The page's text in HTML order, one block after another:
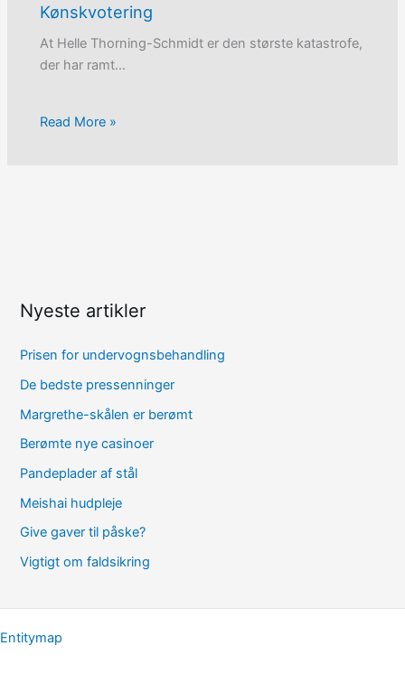
Kønskvotering
At Helle Thorning-Schmidt er den største katastrofe,
der har ramt…
Read More »
Nyeste artikler
Prisen for undervognsbehandling
De bedste pressenninger
Margrethe-skålen er berømt
Berømte nye casinoer
Pandeplader af stål
Meishai hudpleje
Give gaver til påske?
Vigtigt om faldsikring
Entitymap